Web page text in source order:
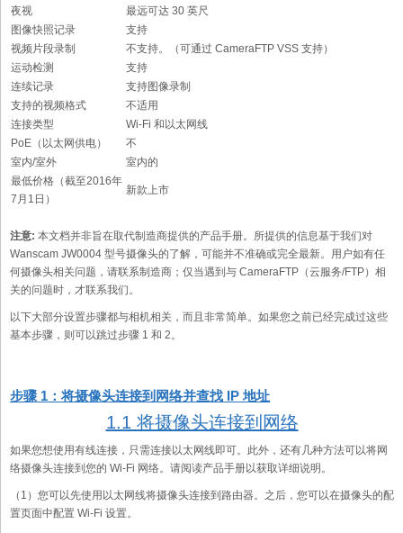
夜视
最远可达 30 英尺
图像快照记录
支持
视频片段录制
不支持。（可通过 CameraFTP VSS 支持）
运动检测
支持
连续记录
支持图像录制
支持的视频格式
不适用
连接类型
Wi-Fi 和以太网线
PoE（以太网供电）
不
室内/室外
室内的
最低价格（截至2016年
7月1日）
新款上市
注意: 本文档并非旨在取代制造商提供的产品手册。所提供的信息基于我们对
Wanscam JW0004 型号摄像头的了解，可能并不准确或完全最新。用户如有任
何摄像头相关问题，请联系制造商；仅当遇到与 CameraFTP（云服务/FTP）相
关的问题时，才联系我们。
以下大部分设置步骤都与相机相关，而且非常简单。如果您之前已经完成过这些
基本步骤，则可以跳过步骤 1 和 2。
步骤 1：将摄像头连接到网络并查找 IP 地址
1.1 将摄像头连接到网络
如果您想使用有线连接，只需连接以太网线即可。此外，还有几种方法可以将网
络摄像头连接到您的 Wi-Fi 网络。请阅读产品手册以获取详细说明。
（1）您可以先使用以太网线将摄像头连接到路由器。之后，您可以在摄像头的配
置页面中配置 Wi-Fi 设置。